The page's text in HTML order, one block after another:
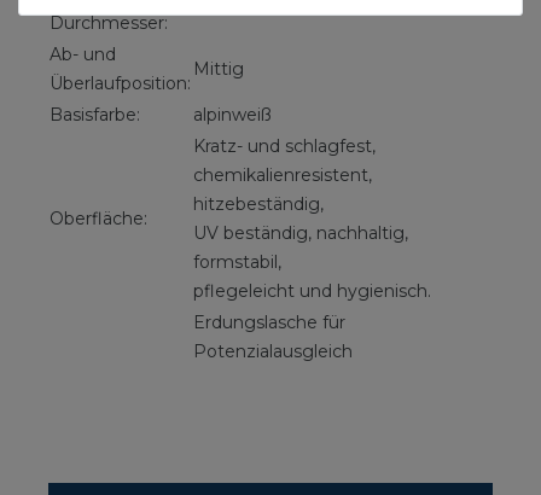
Durchmesser:
Ab- und
Überlaufposition:
Mittig
Basisfarbe: alpinweiß
Oberfläche:
Kratz- und schlagfest,
chemikalienresistent,
hitzebeständig,
UV beständig, nachhaltig,
formstabil,
pflegeleicht und hygienisch.
Erdungslasche für
Potenzialausgleich